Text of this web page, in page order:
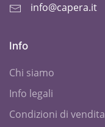
info@capera.it
Info
Chi siamo
Info legali
Condizioni di vendita